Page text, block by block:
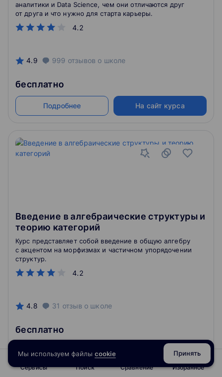
4.2
аналитики и Data Science, чем они отличаются друг
от друга и что нужно для старта карьеры.
4.9 999 отзывов о школе
бесплатно
Подробнее На сайт курса
Введение в алгебраические структуры и
теорию категорий
4.2
Курс представляет собой введение в общую алгебру
с акцентом на морфизмах и частичном упорядочении
структур.
4.8 31 отзыв о школе
бесплатно
Подробнее На сайт курса
Сервисы Поиск Сравнение Избранное
Мы используем файлы cookie Принять